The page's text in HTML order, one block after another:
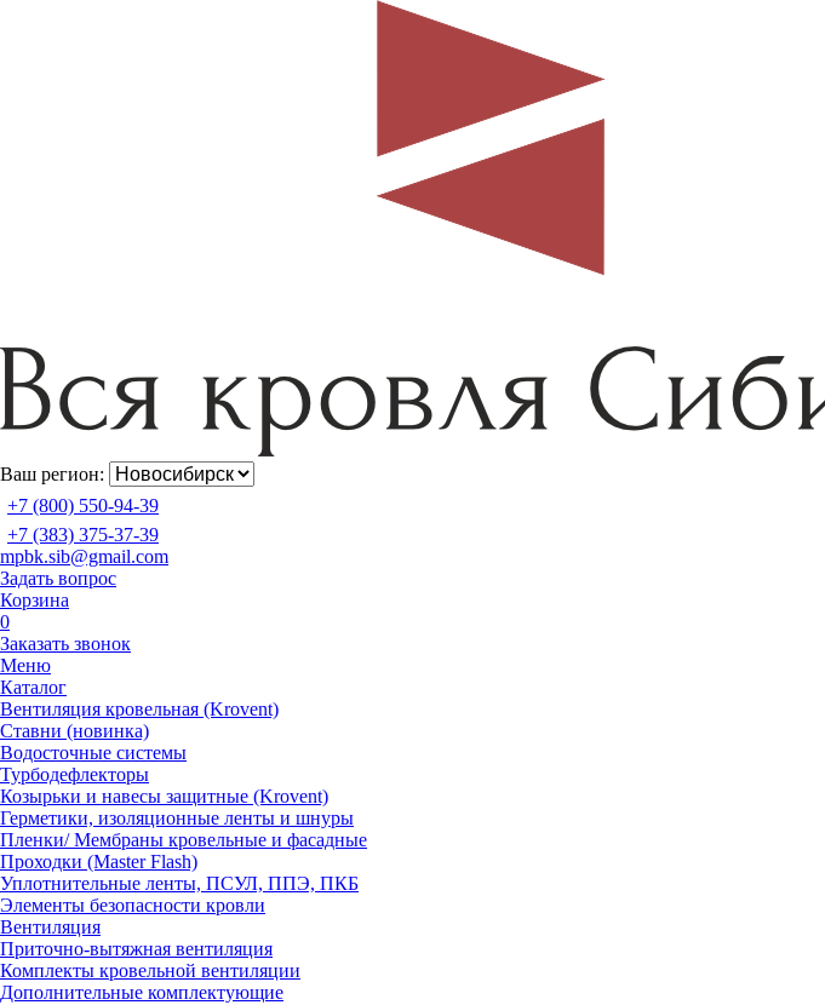
Ваш регион:
+7 (800) 550-94-39
+7 (383) 375-37-39
mpbk.sib@gmail.com
Задать вопрос
Корзина
0
Заказать звонок
Меню
Каталог
Вентиляция кровельная (Krovent)
Ставни (новинка)
Водосточные системы
Турбодефлекторы
Козырьки и навесы защитные (Krovent)
Герметики, изоляционные ленты и шнуры
Пленки/ Мембраны кровельные и фасадные
Проходки (Master Flash)
Уплотнительные ленты, ПСУЛ, ППЭ, ПКБ
Элементы безопасности кровли
Вентиляция
Приточно-вытяжная вентиляция
Комплекты кровельной вентиляции
Дополнительные комплектующие